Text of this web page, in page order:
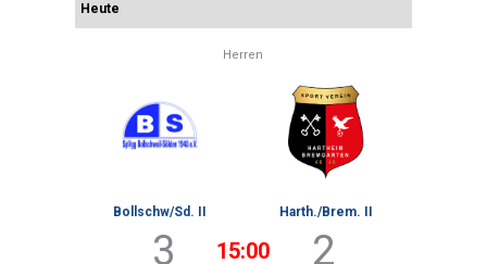
Heute
Herren
Bollschw/Sd. II Harth./Brem. II
3 15:00 2